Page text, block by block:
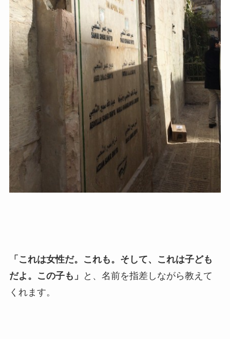
「これは女性だ。これも。そして、これは子ども
だよ。この子も」
と、名前を指差しながら教えて
くれます。